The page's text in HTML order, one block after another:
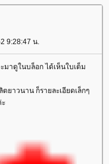
9:28:47 น.
มาดูในบล็อก ได้เห็นใบเต็ม
ยาวนาน ก็รายละเอียดเล็กๆ
ะ